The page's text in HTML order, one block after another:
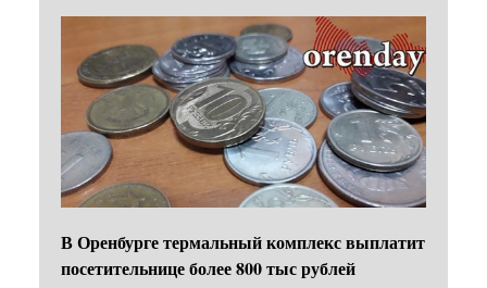
В Оренбурге термальный комплекс выплатит
посетительнице более 800 тыс рублей